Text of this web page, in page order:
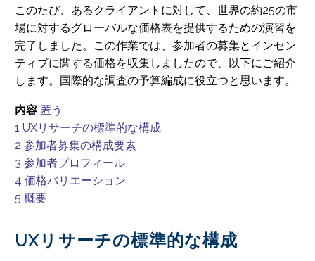
このたび、あるクライアントに対して、世界の約25の市
場に対するグローバルな価格表を提供するための演習を
完了しました。この作業では、参加者の募集とインセン
ティブに関する価格を収集しましたので、以下にご紹介
します。国際的な調査の予算編成に役立つと思います。
内容 匿う
1 UXリサーチの標準的な構成
2 参加者募集の構成要素
3 参加者プロフィール
4 価格バリエーション
5 概要
UXリサーチの標準的な構成